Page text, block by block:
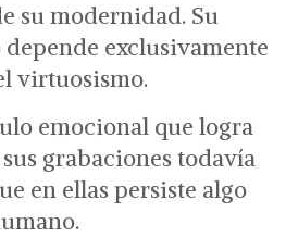
su modernidad. Su
exclusivamente
virtuosismo.
emocional que logra
sus grabaciones todavía
en ellas persiste algo